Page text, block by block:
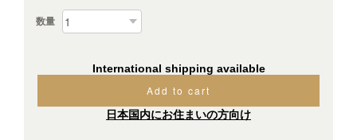
数量
International shipping available
Add to cart
日本国内にお住まいの方向け